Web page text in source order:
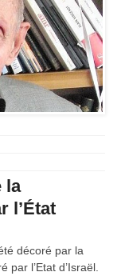
la
l’État
décoré par la
par l’Etat d’Israël.